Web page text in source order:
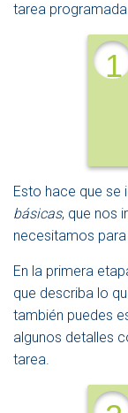
tarea
1
Esto hace que se
básicas, que nos
necesitamos
En la primera
que describa lo
también puedes
algunos detalles
tarea.